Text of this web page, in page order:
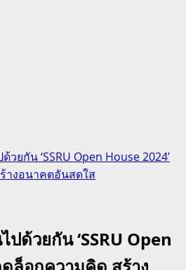
ยกัน ‘SSRU Open House 2024’
างอนาคตอันสดใส
ด้วยกัน ‘SSRU Open